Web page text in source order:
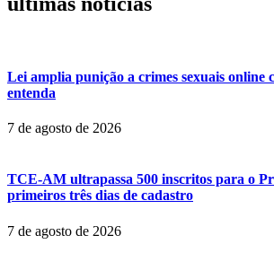
Lei amplia punição a crimes sexuais online
entenda
7 de agosto de 2026
TCE-AM ultrapassa 500 inscritos para o
primeiros três dias de cadastro
7 de agosto de 2026